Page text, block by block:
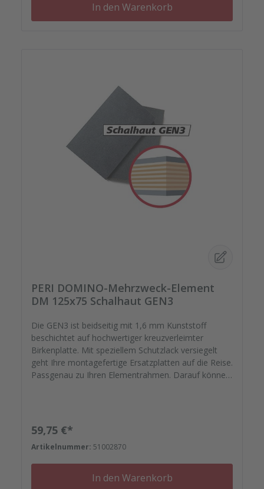
In den Warenkorb
PERI DOMINO-Mehrzweck-Element
DM 125x75 Schalhaut GEN3
Die GEN3 ist beidseitig mit 1,6 mm Kunststoff
beschichtet auf hochwertiger kreuzverleimter
Birkenplatte. Mit speziellem Schutzlack versiegelt
geht Ihre montagefertige Ersatzplatten auf die Reise.
Passgenau zu Ihren Elementrahmen. Darauf können
Regulärer Preis:
59,75 €*
Artikelnummer: 51002870
In den Warenkorb